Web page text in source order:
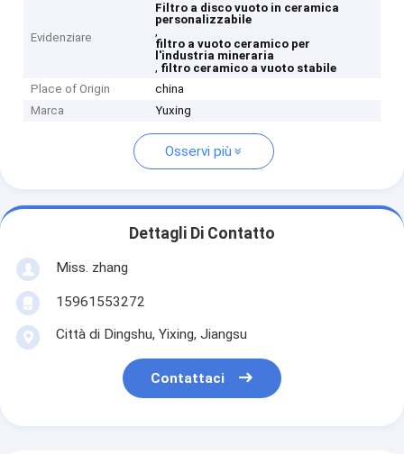
Evidenziare
Filtro a disco vuoto in ceramica
personalizzabile
,
filtro a vuoto ceramico per
l'industria mineraria
, filtro ceramico a vuoto stabile
Place of Origin
china
Marca
Yuxing
Osservi più
Dettagli Di Contatto
Miss. zhang
15961553272
Città di Dingshu, Yixing, Jiangsu
Contattaci